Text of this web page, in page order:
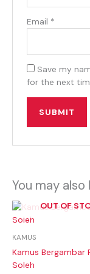
Email *
Save my
for the next
You may also
OUT OF
KAMUS
Kamus Bergambar
Soleh